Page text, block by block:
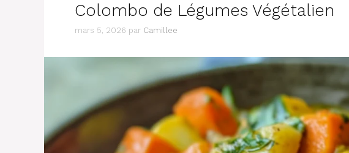
Colombo de Légumes Végétalien
mars 5, 2026 par Camillee